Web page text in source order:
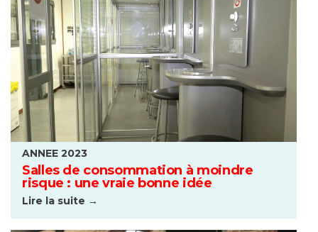
ANNEE 2023
Salles de consommation à moindre
risque : une vraie bonne idée
Lire la suite →